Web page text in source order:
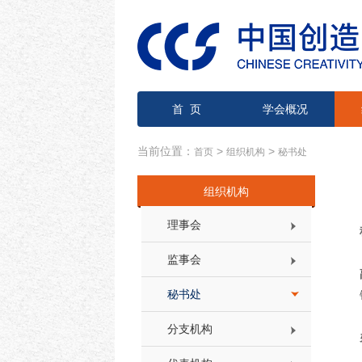
首 页 学会概况
当前位置： 首页 > 组织机构 > 秘书处
组织机构
理事会
监事会
秘书处
分支机构